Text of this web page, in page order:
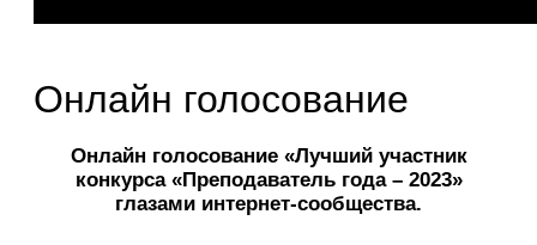
Онлайн голосование
Онлайн голосование «Лучший участник
конкурса «Преподаватель года – 2023»
глазами интернет-сообщества.